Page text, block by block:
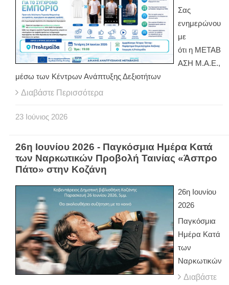
Σας
ενημερώνου
με
ότι η ΜΕΤΑΒ
ΑΣΗ Μ.Α.Ε.,
μέσω των Κέντρων Ανάπτυξης Δεξιοτήτων
Διαβάστε Περισσότερα
23 Ιούνιος 2026
26η Ιουνίου 2026 - Παγκόσμια Ημέρα Κατά
των Ναρκωτικών Προβολή Ταινίας «Άσπρο
Πάτο» στην Κοζάνη
26η Ιουνίου
2026
Παγκόσμια
Ημέρα Κατά
των
Ναρκωτικών
Διαβάστε